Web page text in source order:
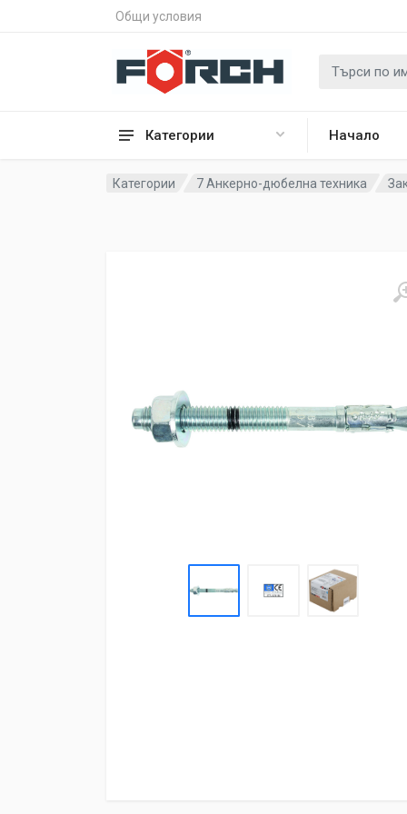
Общи условия
Категории Начало
Категории 7 Анкерно-дюбелна техника